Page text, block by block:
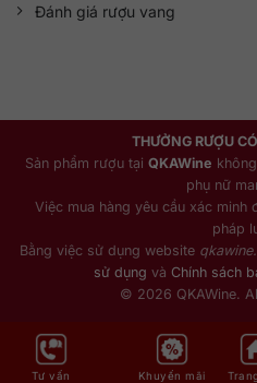
Đánh giá rượu vang
THƯỞNG RƯỢU
Sản phẩm rượu tại QKAWine
phụ nữ
Việc mua hàng yêu cầu xác minh
pháp
Bằng việc sử dụng website
sử dụng và Chính sách
© 2026 QKAWine.
Tư vấn Khuyến mãi